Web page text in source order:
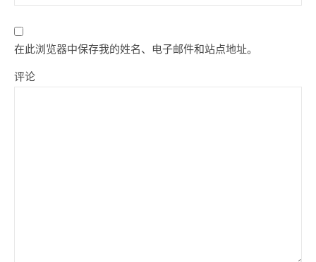
在此浏览器中保存我的姓名、电子邮件和站点地址。
评论